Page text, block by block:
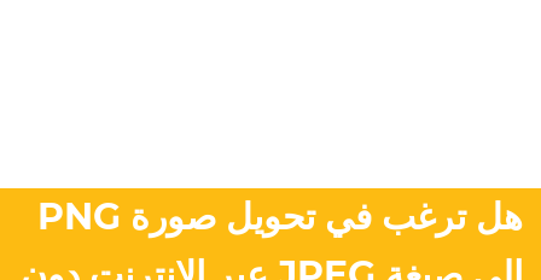
هل ترغب في تحويل صورة PNG